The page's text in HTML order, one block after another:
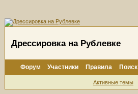
Дрессировка на Рублевке
Форум Участники Правила Поиск
Активные темы